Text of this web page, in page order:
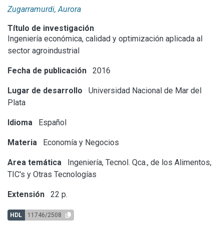
Zugarramurdi, Aurora
Título de investigación
Ingeniería económica, calidad y optimización aplicada al
sector agroindustrial
Fecha de publicación 2016
Lugar de desarrollo
Universidad Nacional de Mar del
Plata
Idioma Español
Materia Economía y Negocios
Area temática
Ingeniería, Tecnol. Qca., de los Alimentos,
TIC's y Otras Tecnologías
Extensión 22 p.
HDL 11746/2508